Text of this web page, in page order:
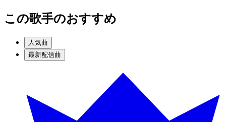
この歌手のおすすめ
人気曲
最新配信曲